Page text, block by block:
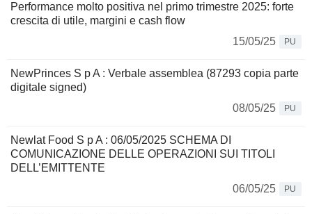
Performance molto positiva nel primo trimestre 2025: forte
crescita di utile, margini e cash flow
15/05/25
PU
NewPrinces S p A : Verbale assemblea (87293 copia parte
digitale signed)
08/05/25
PU
Newlat Food S p A : 06/05/2025 SCHEMA DI
COMUNICAZIONE DELLE OPERAZIONI SUI TITOLI
DELL’EMITTENTE
06/05/25
PU